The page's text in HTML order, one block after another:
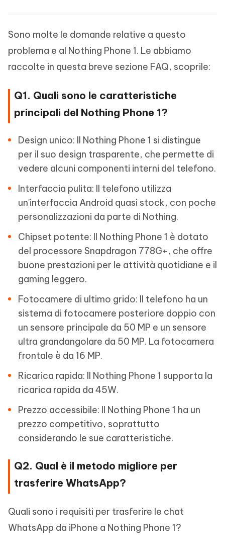
Sono molte le domande relative a questo
problema e al Nothing Phone 1. Le abbiamo
raccolte in questa breve sezione FAQ, scoprile:
Q1. Quali sono le caratteristiche
principali del Nothing Phone 1?
Design unico: Il Nothing Phone 1 si distingue
per il suo design trasparente, che permette di
vedere alcuni componenti interni del telefono.
Interfaccia pulita: Il telefono utilizza
un'interfaccia Android quasi stock, con poche
personalizzazioni da parte di Nothing.
Chipset potente: Il Nothing Phone 1 è dotato
del processore Snapdragon 778G+, che offre
buone prestazioni per le attività quotidiane e il
gaming leggero.
Fotocamere di ultimo grido: Il telefono ha un
sistema di fotocamere posteriore doppio con
un sensore principale da 50 MP e un sensore
ultra grandangolare da 50 MP. La fotocamera
frontale è da 16 MP.
Ricarica rapida: Il Nothing Phone 1 supporta la
ricarica rapida da 45W.
Prezzo accessibile: Il Nothing Phone 1 ha un
prezzo competitivo, soprattutto
considerando le sue caratteristiche.
Q2. Qual è il metodo migliore per
trasferire WhatsApp?
Quali sono i requisiti per trasferire le chat
WhatsApp da iPhone a Nothing Phone 1?